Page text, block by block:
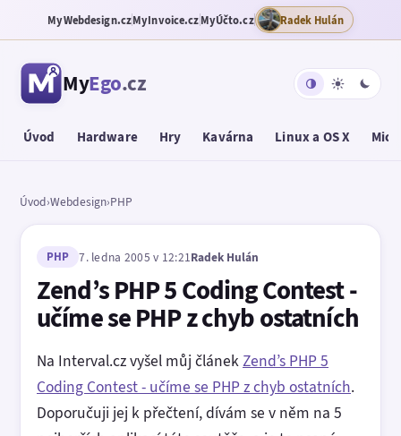
MyWebdesign.czMyInvoice.czMyÚčto.cz Radek Hulán
MyEgo.cz
Úvod Hardware Hry Kavárna Linux a OS X
Úvod›Webdesign›PHP
PHP 7. ledna 2005 v 12:21Radek Hulán
Zend’s PHP 5 Coding Contest -
učíme se PHP z chyb ostatních
Na Interval.cz vyšel můj článekZend’s PHP 5
Coding Contest - učíme se PHP z chyb ostatních.
Doporučuji jej k přečtení, dívám se v něm na 5